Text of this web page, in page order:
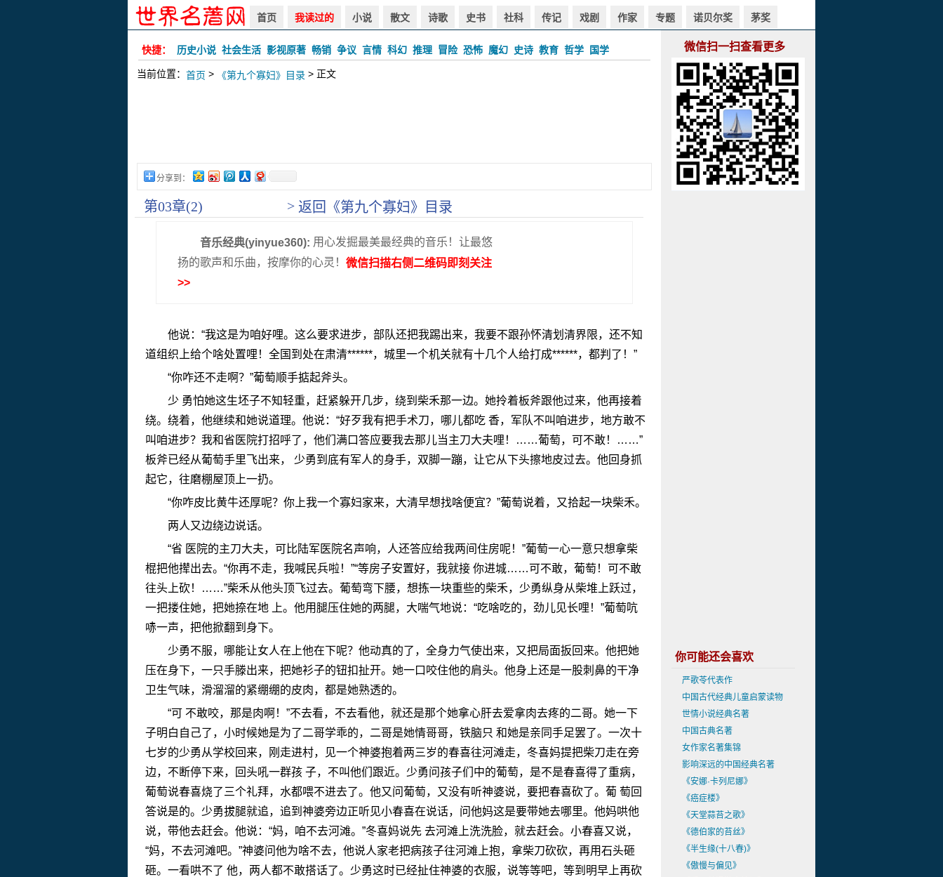
首页 我读过的 小说 散文 诗歌 史书 社科 传记 戏剧 作家 专题 诺贝尔奖 茅奖
快捷： 历史小说 社会生活 影视原著 畅销 争议 言情 科幻 推理 冒险 恐怖 魔幻 史诗 教育 哲学 国学
当前位置： 首页 > 《第九个寡妇》目录 > 正文
分享到：
第03章(2) > 返回《第九个寡妇》目录
音乐经典(yinyue360): 用心发掘最美最经典的音乐！让最悠
扬的歌声和乐曲，按摩你的心灵！ 微信扫描右侧二维码即刻关注
>>
他说：“我这是为咱好哩。这么要求进步，部队还把我踢出来，我要不跟孙怀清划清界限，还不知
道组织上给个啥处置哩！全国到处在肃清******，城里一个机关就有十几个人给打成******，都判了！”
“你咋还不走啊？”葡萄顺手掂起斧头。
少 勇怕她这生坯子不知轻重，赶紧躲开几步，绕到柴禾那一边。她拎着板斧跟他过来，他再接着
绕。绕着，他继续和她说道理。他说：“好歹我有把手术刀，哪儿都吃 香，军队不叫咱进步，地方敢不
叫咱进步？我和省医院打招呼了，他们满口答应要我去那儿当主刀大夫哩！……葡萄，可不敢！……”
板斧已经从葡萄手里飞出来， 少勇到底有军人的身手，双脚一蹦，让它从下头擦地皮过去。他回身抓
起它，往磨棚屋顶上一扔。
“你咋皮比黄牛还厚呢？你上我一个寡妇家来，大清早想找啥便宜？”葡萄说着，又拾起一块柴禾。
两人又边绕边说话。
“省 医院的主刀大夫，可比陆军医院名声响，人还答应给我两间住房呢！”葡萄一心一意只想拿柴
棍把他撵出去。“你再不走，我喊民兵啦！”“等房子安置好，我就接 你进城……可不敢，葡萄！可不敢
往头上砍！……”柴禾从他头顶飞过去。葡萄弯下腰，想拣一块重些的柴禾，少勇纵身从柴堆上跃过，
一把搂住她，把她捺在地 上。他用腿压住她的两腿，大喘气地说：“吃啥吃的，劲儿见长哩！”葡萄吭
哧一声，把他掀翻到身下。
少勇不服，哪能让女人在上他在下呢？他动真的了，全身力气使出来，又把局面扳回来。他把她
压在身下，一只手滕出来，把她衫子的钮扣扯开。她一口咬住他的肩头。他身上还是一股刺鼻的干净
卫生气味，滑溜溜的紧绷绷的皮肉，都是她熟透的。
“可 不敢咬，那是肉啊！”不去看，不去看他，就还是那个她拿心肝去爱拿肉去疼的二哥。她一下
子明白自己了，小时候她是为了二哥学乖的，二哥是她情哥哥，铁脑只 和她是亲同手足罢了。一次十
七岁的少勇从学校回来，刚走进村，见一个神婆抱着两三岁的春喜往河滩走，冬喜妈提把柴刀走在旁
边，不断停下来，回头吼一群孩 子，不叫他们跟近。少勇问孩子们中的葡萄，是不是春喜得了重病，
葡萄说春喜烧了三个礼拜，水都喂不进去了。他又问葡萄，又没有听神婆说，要把春喜砍了。葡 萄回
答说是的。少勇拔腿就追，追到神婆旁边正听见小春喜在说话，问他妈这是要带她去哪里。他妈哄他
说，带他去赶会。他说：“妈，咱不去河滩。”冬喜妈说先 去河滩上洗洗脸，就去赶会。小春喜又说，
“妈，不去河滩吧。”神婆问他为啥不去，他说人家老把病孩子往河滩上抱，拿柴刀砍砍，再用石头砸
砸。一看哄不了 他，两人都不敢搭话了。少勇这时已经扯住神婆的衣服，说等等吧，等到明早上再砍
微信扫一扫查看更多
你可能还会喜欢
严歌苓代表作
中国古代经典儿童启蒙读物
世情小说经典名著
中国古典名著
女作家名著集锦
影响深远的中国经典名著
《安娜·卡列尼娜》
《癌症楼》
《天堂蒜苔之歌》
《德伯家的苔丝》
《半生缘(十八春)》
《傲慢与偏见》